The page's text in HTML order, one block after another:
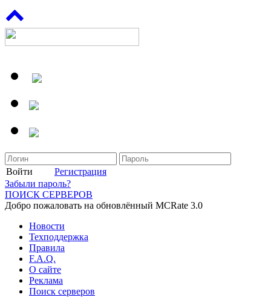
Войти
Регистрация
Забыли пароль?
ПОИСК СЕРВЕРОВ
Добро пожаловать на обновлённый MCRate 3.0
Новости
Техподдержка
Правила
F.A.Q.
О сайте
Реклама
Поиск серверов